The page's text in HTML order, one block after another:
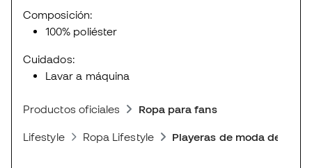
Composición:
100% poliéster
Cuidados:
Lavar a máquina
Productos oficiales Ropa para fans
Lifestyle Ropa Lifestyle Playeras de moda